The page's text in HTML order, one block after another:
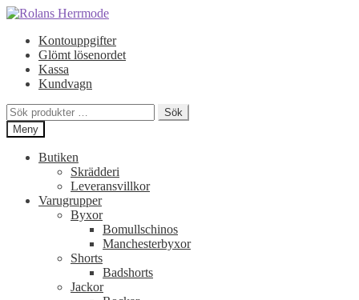
Hoppa
navigering
Hoppa
innehållKontouppgifter
Glömt lösenordet
Kassa
Kundvagn
Sök
efter:
Sök
Meny
Butiken
Skrädderi
Leveransvillkor
Varugrupper
Byxor
Bomullschinos
Manchesterbyxor
Shorts
Badshorts
Jackor